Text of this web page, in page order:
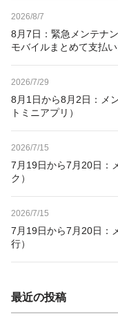
2026/8/7
8月7日：緊急メンテナ
モバイルまとめて支払い
2026/7/29
8月1日から8月2日：メ
トミニアプリ）
2026/7/15
7月19日から7月20日：
ク）
2026/7/15
7月19日から7月20日：
行）
最近の投稿